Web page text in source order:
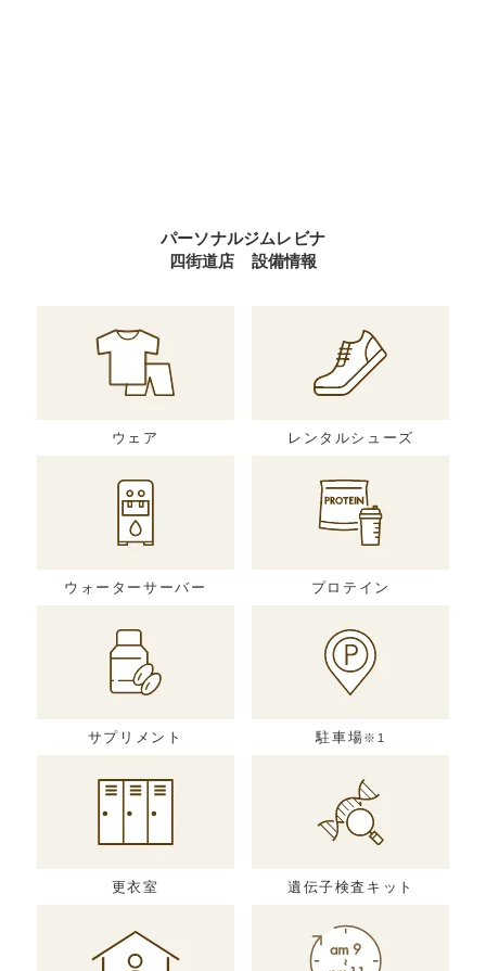
パーソナルジムレビナ
四街道店 設備情報
ウェア レンタルシューズ
ウォーターサーバー プロテイン
サプリメント 駐車場※1
更衣室 遺伝子検査キット